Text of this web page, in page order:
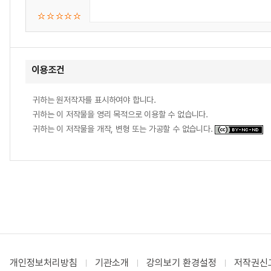
이용조건
귀하는 원저작자를 표시하여야 합니다.
귀하는 이 저작물을 영리 목적으로 이용할 수 없습니다.
귀하는 이 저작물을 개작, 변형 또는 가공할 수 없습니다.
개인정보처리방침 기관소개 강의보기 환경설정 저작권신